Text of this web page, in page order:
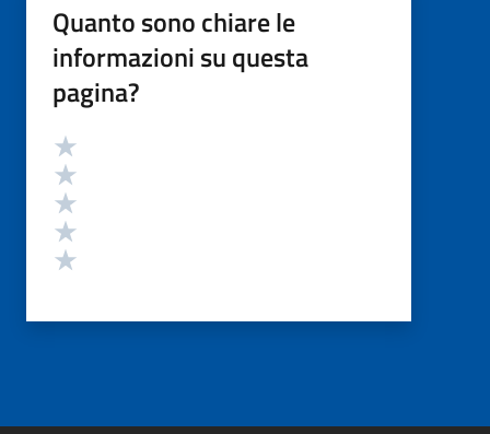
Quanto sono chiare le
informazioni su questa
pagina?
Valutazione